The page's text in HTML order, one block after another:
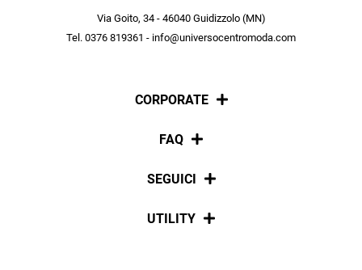
Via Goito, 34 - 46040 Guidizzolo (MN)
Tel. 0376 819361 - info@universocentromoda.com
CORPORATE
Chi siamo
FAQ
Pagamenti
SEGUICI
Social
UTILITY
scopri in anteprima le offerte in esclusiva a te riservate.